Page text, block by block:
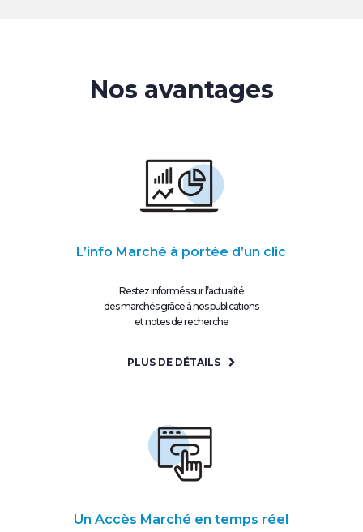
Nos avantages
L’info Marché à portée d’un clic
Restez informés sur l’actualité
des marchés grâce à nos publications
et notes de recherche
PLUS DE DÉTAILS
Un Accès Marché en temps réel